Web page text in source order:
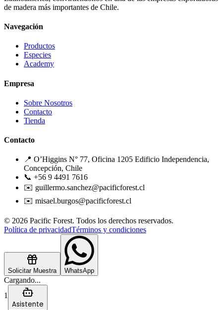
de madera más importantes de Chile.
Navegación
Productos
Especies
Academy
Empresa
Sobre Nosotros
Contacto
Tienda
Contacto
📍 O’Higgins N° 77, Oficina 1205 Edificio Independencia,
Concepción, Chile
📞 +56 9 4491 7616
✉️ guillermo.sanchez@pacificforest.cl
✉️ misael.burgos@pacificforest.cl
© 2026 Pacific Forest. Todos los derechos reservados.
Política de privacidadTérminos y condiciones
Solicitar Muestra WhatsApp
Cargando...
1
Asistente